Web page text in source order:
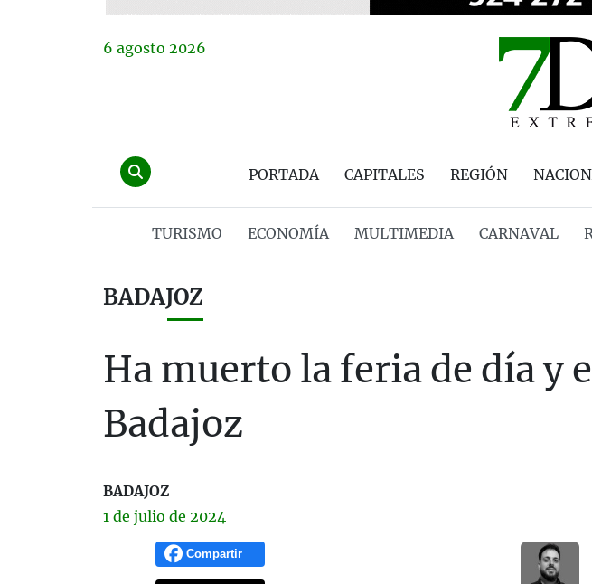
6 agosto 2026
PORTADA CAPITALES REGIÓN
TURISMO ECONOMÍA MULTIMEDIA CARNAVAL
BADAJOZ
Ha muerto la feria de día y
Badajoz
BADAJOZ
1 de julio de 2024
Compartir